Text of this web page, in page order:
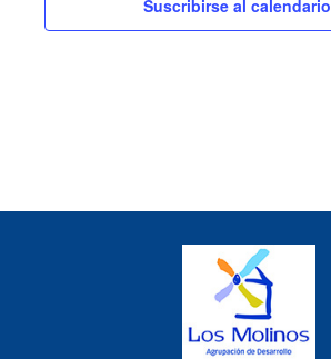
Suscribirse al calendario